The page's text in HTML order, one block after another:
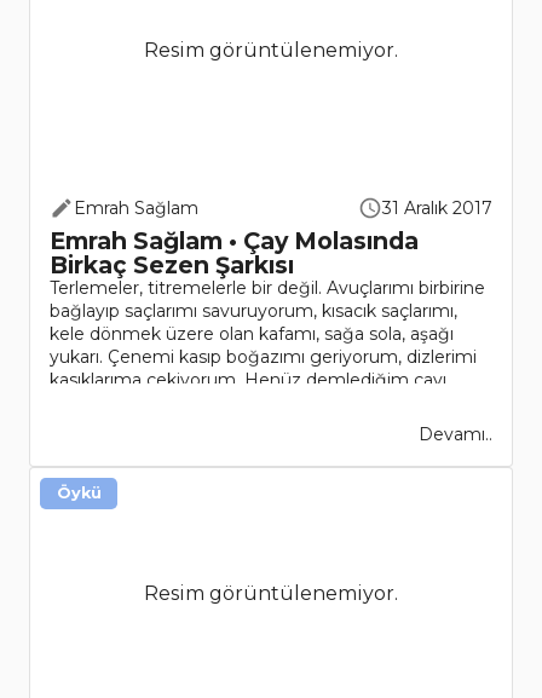
Resim görüntülenemiyor.
Emrah Sağlam 31 Aralık 2017
Emrah Sağlam • Çay Molasında
Birkaç Sezen Şarkısı
Terlemeler, titremelerle bir değil. Avuçlarımı birbirine
bağlayıp saçlarımı savuruyorum, kısacık saçlarımı,
kele dönmek üzere olan kafamı, sağa sola, aşağı
yukarı. Çenemi kasıp boğazımı geriyorum, dizlerimi
kasıklarıma çekiyorum. Henüz demlediğim çayı..
Devamı..
Resim görüntülenemiyor.
Öykü